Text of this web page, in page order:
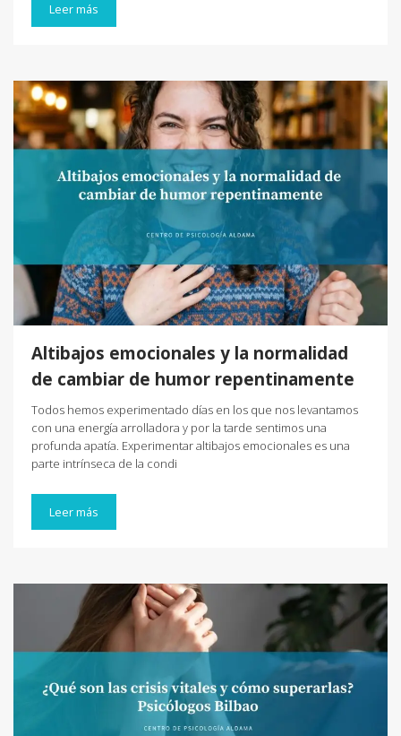
Leer más
Altibajos emocionales y la normalidad
de cambiar de humor repentinamente
Todos hemos experimentado días en los que nos levantamos
con una energía arrolladora y por la tarde sentimos una
profunda apatía. Experimentar altibajos emocionales es una
parte intrínseca de la condi
Leer más